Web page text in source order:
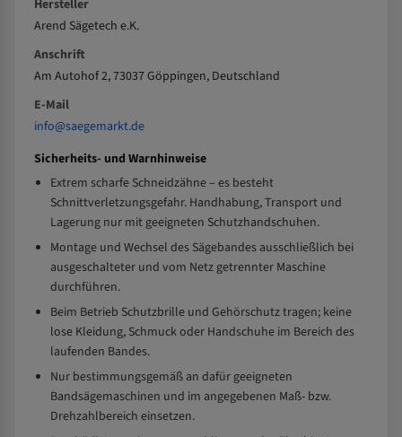
Hersteller
Arend Sägetech e.K.
Anschrift
Am Autohof 2, 73037 Göppingen, Deutschland
E-Mail
info@saegemarkt.de
Sicherheits- und Warnhinweise
Extrem scharfe Schneidzähne – es besteht
Schnittverletzungsgefahr. Handhabung, Transport und
Lagerung nur mit geeigneten Schutzhandschuhen.
Montage und Wechsel des Sägebandes ausschließlich bei
ausgeschalteter und vom Netz getrennter Maschine
durchführen.
Beim Betrieb Schutzbrille und Gehörschutz tragen; keine
lose Kleidung, Schmuck oder Handschuhe im Bereich des
laufenden Bandes.
Nur bestimmungsgemäß an dafür geeigneten
Bandsägemaschinen und im angegebenen Maß- bzw.
Drehzahlbereich einsetzen.